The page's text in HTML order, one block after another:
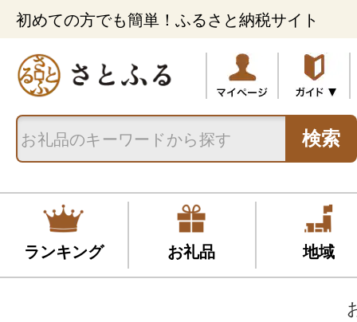
初めての方でも簡単！ふるさと納税サイト
検索
ランキング お礼品 地域